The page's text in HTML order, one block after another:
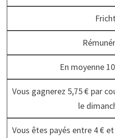
En moyenne
Vous gagnerez 5,75 € par
le
Vous êtes payés entre 4 €